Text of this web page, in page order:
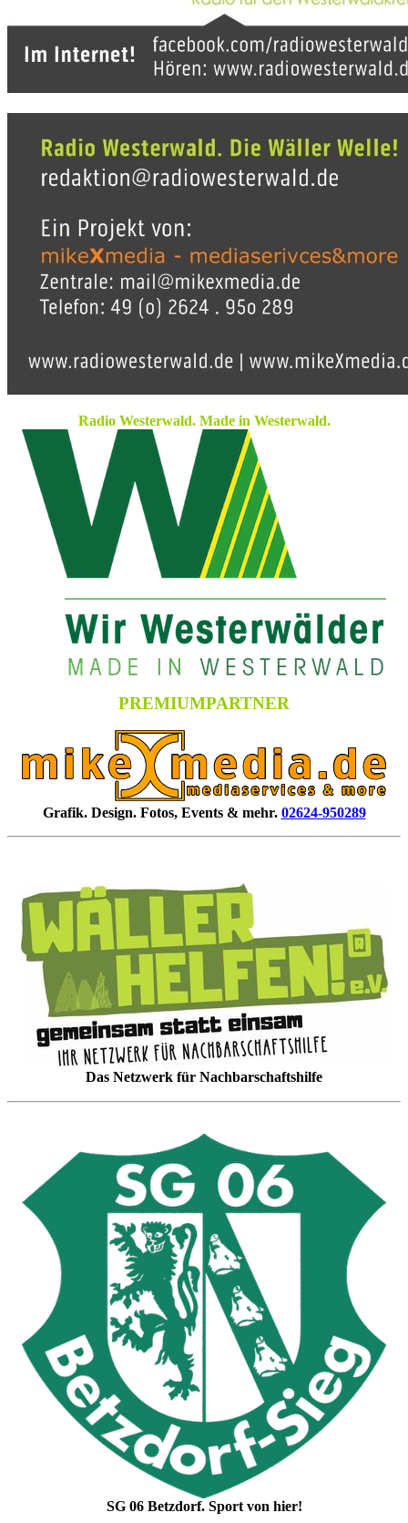
Radio Westerwald. Made in Westerwald.
PREMIUMPARTNER
Grafik. Design. Fotos, Events & mehr. 02624-950289
Das Netzwerk für Nachbarschaftshilfe
SG 06 Betzdorf. Sport von hier!